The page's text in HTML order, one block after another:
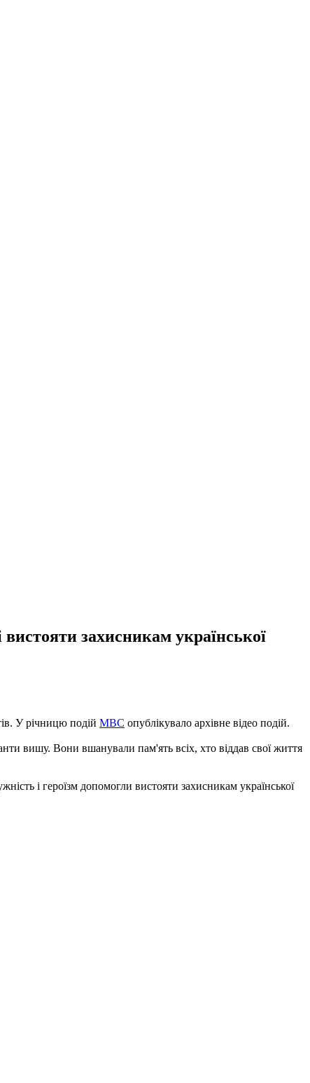
вистояти захисникам української
У річницю подій МВС опублікувало архівне відео подій.
вишу. Вони вшанували пам'ять всіх, хто віддав свої життя
і героїзм допомогли вистояти захисникам української